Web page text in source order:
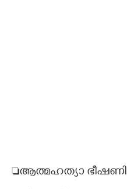
ആത്മഹത്യാ ഭീഷണി